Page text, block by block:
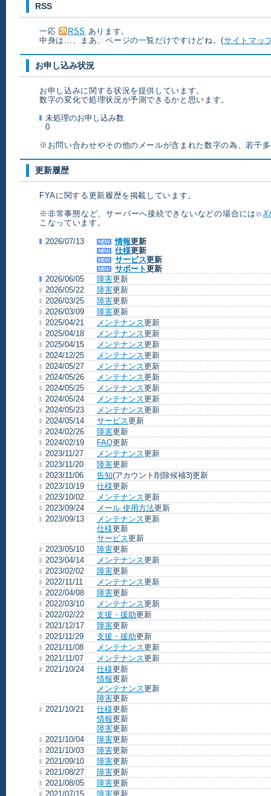
RSS
一応 RSS あります。
中身は…、まあ、ページの一覧だけですけどね。(サイトマッ
お申し込み状況
お申し込みに関する状況を提供しています。
数字の変化で処理状況が予測できるかと思います。
未処理のお申し込み数
0
※お問い合わせやその他のメールが含まれた数字の為、若干
更新履歴
FYAに関する更新履歴を掲載しています。
※非常事態など、サーバーへ接続できないなどの場合には
こなっています。
2026/07/13 情報更新
仕様更新
サービス更新
サポート更新
2026/06/05
障害更新
2026/05/22
障害更新
2026/03/25
障害更新
2026/03/09
障害更新
2025/04/21
メンテナンス更新
2025/04/18
メンテナンス更新
2025/04/15
メンテナンス更新
2024/12/25
メンテナンス更新
2024/05/27
メンテナンス更新
2024/05/26
メンテナンス更新
2024/05/25
メンテナンス更新
2024/05/24
メンテナンス更新
2024/05/23
メンテナンス更新
2024/05/14
サービス更新
2024/02/26
障害更新
2024/02/19
FAQ更新
2023/11/27
メンテナンス更新
2023/11/20
障害更新
2023/11/06
告知(アカウント削除候補3)更新
2023/10/19
仕様更新
2023/10/02
メンテナンス更新
2023/09/24
メール 使用方法更新
2023/09/13
メンテナンス更新
仕様更新
サービス更新
2023/05/10
障害更新
2023/04/14
メンテナンス更新
2023/02/02
障害更新
2022/11/11
メンテナンス更新
2022/04/08
障害更新
2022/03/10
メンテナンス更新
2022/02/22
支援・援助更新
2021/12/17
障害更新
2021/11/29
支援・援助更新
2021/11/08
メンテナンス更新
2021/11/07
メンテナンス更新
2021/10/24
仕様更新
情報更新
メンテナンス更新
障害更新
2021/10/21
仕様更新
情報更新
障害更新
2021/10/04
障害更新
2021/10/03
障害更新
2021/09/10
障害更新
2021/08/27
障害更新
2021/08/05
障害更新
2021/07/15
障害更新